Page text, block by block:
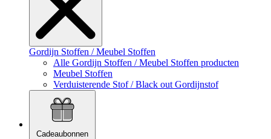
Gordijn Stoffen / Meubel Stoffen
Alle Gordijn Stoffen / Meubel Stoffen producten
Meubel Stoffen
Verduisterende Stof / Black out Gordijnstof
Cadeaubonnen